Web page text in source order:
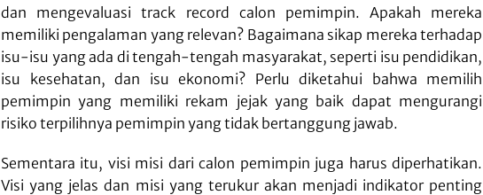
dan mengevaluasi track record calon pemimpin. Apakah mereka
memiliki pengalaman yang relevan? Bagaimana sikap mereka terhadap
isu-isu yang ada di tengah-tengah masyarakat, seperti isu pendidikan,
isu kesehatan, dan isu ekonomi? Perlu diketahui bahwa memilih
pemimpin yang memiliki rekam jejak yang baik dapat mengurangi
risiko terpilihnya pemimpin yang tidak bertanggung jawab.
Sementara itu, visi misi dari calon pemimpin juga harus diperhatikan.
Visi yang jelas dan misi yang terukur akan menjadi indikator penting